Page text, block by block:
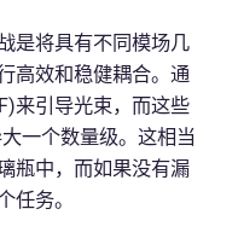
是将具有不同模场几
高效和稳健耦合。通
来引导光束，而这些
一个数量级。这相当
瓶中，而如果没有漏
任务。